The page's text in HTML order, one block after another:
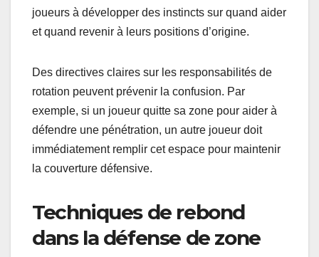
joueurs à développer des instincts sur quand aider
et quand revenir à leurs positions d’origine.
Des directives claires sur les responsabilités de
rotation peuvent prévenir la confusion. Par
exemple, si un joueur quitte sa zone pour aider à
défendre une pénétration, un autre joueur doit
immédiatement remplir cet espace pour maintenir
la couverture défensive.
Techniques de rebond
dans la défense de zone